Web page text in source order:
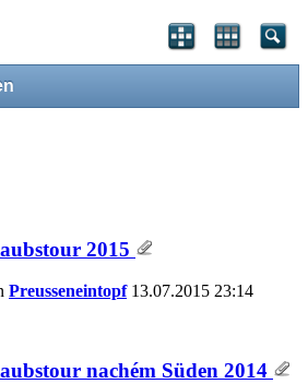
2015
Preusseneintopf13.07.2015 23:14
nachém Süden 2014